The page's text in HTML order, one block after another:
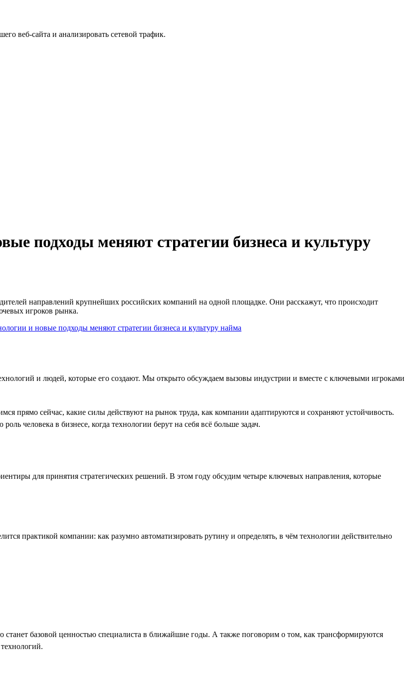
веб-сайта и анализировать сетевой трафик.
подходы меняют стратегии бизнеса и культуру
направлений крупнейших российских компаний на одной площадке. Они расскажут, что происходит
игроков рынка.
и людей, которые его создают. Мы открыто обсуждаем вызовы индустрии и вместе с ключевыми игроками
прямо сейчас, какие силы действуют на рынок труда, как компании адаптируются и сохраняют устойчивость.
человека в бизнесе, когда технологии берут на себя всё больше задач.
для принятия стратегических решений. В этом году обсудим четыре ключевых направления, которые
практикой компании: как разумно автоматизировать рутину и определять, в чём технологии действительно
станет базовой ценностью специалиста в ближайшие годы. А также поговорим о том, как трансформируются